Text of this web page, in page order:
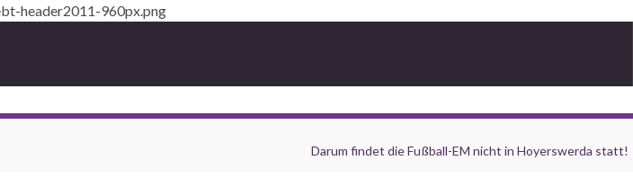
Darum findet die Fußball-EM nicht in Hoyerswerda statt!